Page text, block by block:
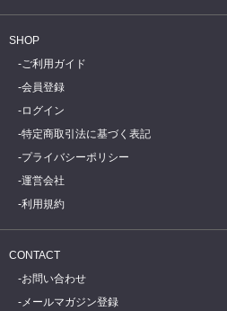
SHOP
ご利用ガイド
会員登録
ログイン
特定商取引法に基づく表記
プライバシーポリシー
運営会社
利用規約
CONTACT
お問い合わせ
メールマガジン登録